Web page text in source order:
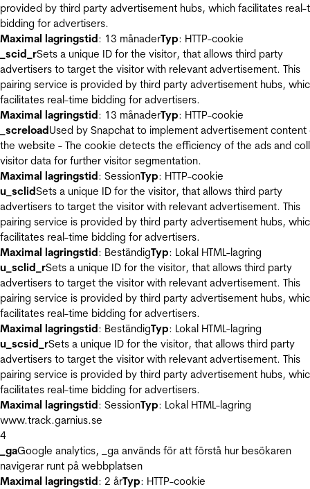
provided by third party advertisement hubs, which facilitates real-
bidding for advertisers.
Maximal lagringstid: 13 månaderTyp: HTTP-cookie
_scid_rSets a unique ID for the visitor, that allows third party
advertisers to target the visitor with relevant advertisement. This
pairing service is provided by third party advertisement hubs,
facilitates real-time bidding for advertisers.
Maximal lagringstid: 13 månaderTyp: HTTP-cookie
_screloadUsed by Snapchat to implement advertisement content
the website - The cookie detects the efficiency of the ads and
visitor data for further visitor segmentation.
Maximal lagringstid: SessionTyp: HTTP-cookie
u_sclidSets a unique ID for the visitor, that allows third party
advertisers to target the visitor with relevant advertisement. This
pairing service is provided by third party advertisement hubs,
facilitates real-time bidding for advertisers.
Maximal lagringstid: BeständigTyp: Lokal HTML-lagring
u_sclid_rSets a unique ID for the visitor, that allows third party
advertisers to target the visitor with relevant advertisement. This
pairing service is provided by third party advertisement hubs,
facilitates real-time bidding for advertisers.
Maximal lagringstid: BeständigTyp: Lokal HTML-lagring
u_scsid_rSets a unique ID for the visitor, that allows third party
advertisers to target the visitor with relevant advertisement. This
pairing service is provided by third party advertisement hubs,
facilitates real-time bidding for advertisers.
Maximal lagringstid: SessionTyp: Lokal HTML-lagring
www.track.garnius.se
4
_gaGoogle analytics, _ga används för att förstå hur besökaren
navigerar runt på webbplatsen
Maximal lagringstid: 2 årTyp: HTTP-cookie